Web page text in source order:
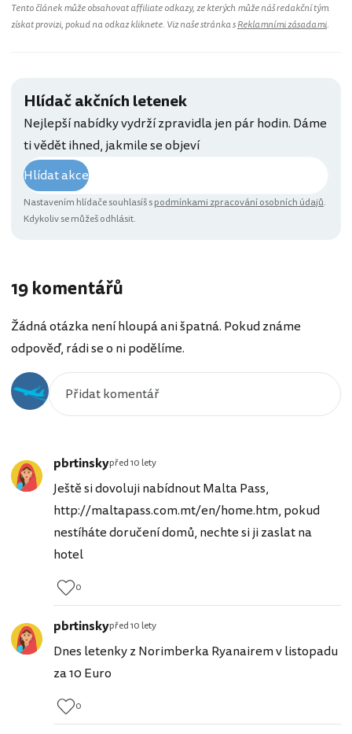
Tento článek může obsahovat affiliate odkazy, ze kterých může náš redakční tým
získat provizi, pokud na odkaz kliknete. Viz naše stránka sReklamními zásadami.
Hlídač akčních letenek
Nejlepší nabídky vydrží zpravidla jen pár hodin. Dáme
ti vědět ihned, jakmile se objeví
Hlídat akce
Nastavením hlídače souhlasíš spodmínkami zpracování osobních údajů.
Kdykoliv se můžeš odhlásit.
19 komentářů
Žádná otázka není hloupá ani špatná. Pokud známe
odpověď, rádi se o ni podělíme.
pbrtinskypřed 10 lety
Ještě si dovoluji nabídnout Malta Pass,
http://maltapass.com.mt/en/home.htm, pokud
nestíháte doručení domů, nechte si ji zaslat na
hotel
0
pbrtinskypřed 10 lety
Dnes letenky z Norimberka Ryanairem v listopadu
za 10 Euro
0